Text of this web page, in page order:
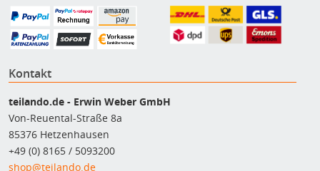
Kontakt
teilando.de - Erwin Weber GmbH
Von-Reuental-Straße 8a
85376 Hetzenhausen
+49 (0) 8165 / 5093200
shop@teilando.de